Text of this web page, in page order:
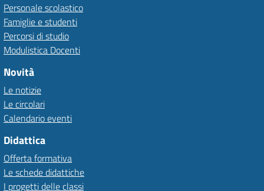
Personale scolastico
Famiglie e studenti
Percorsi di studio
Modulistica Docenti
Novità
Le notizie
Le circolari
Calendario eventi
Didattica
Offerta formativa
Le schede didattiche
I progetti delle classi